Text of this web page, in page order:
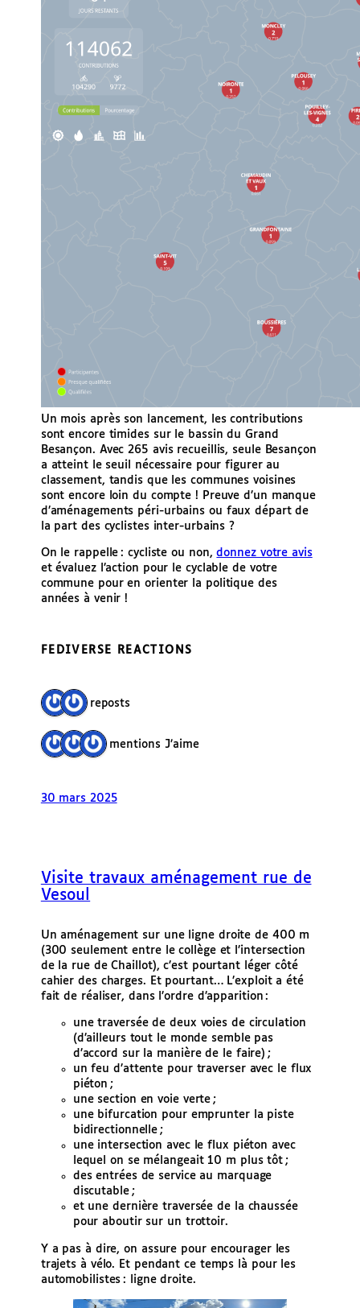
Un mois après son lancement, les contributions
sont encore timides sur le bassin du Grand
Besançon. Avec 265 avis recueillis, seule Besançon
a atteint le seuil nécessaire pour figurer au
classement, tandis que les communes voisines
sont encore loin du compte ! Preuve d’un manque
d’aménagements péri-urbains ou faux départ de
la part des cyclistes inter-urbains ?
On le rappelle : cycliste ou non,donnez votre avis
et évaluez l’action pour le cyclable de votre
commune pour en orienter la politique des
années à venir !
FEDIVERSE REACTIONS
2 reposts
3 mentions J’aime
30 mars 2025
Visite travaux aménagement rue de
Vesoul
Un aménagement sur une ligne droite de 400 m
(300 seulement entre le collège et l’intersection
de la rue de Chaillot), c’est pourtant léger côté
cahier des charges. Et pourtant… L’exploit a été
fait de réaliser, dans l’ordre d’apparition :
une traversée de deux voies de circulation
(d’ailleurs tout le monde semble pas
d’accord sur la manière de le faire) ;
un feu d’attente pour traverser avec le flux
piéton ;
une section en voie verte ;
une bifurcation pour emprunter la piste
bidirectionnelle ;
une intersection avec le flux piéton avec
lequel on se mélangeait 10 m plus tôt ;
des entrées de service au marquage
discutable ;
et une dernière traversée de la chaussée
pour aboutir sur un trottoir.
Y a pas à dire, on assure pour encourager les
trajets à vélo. Et pendant ce temps là pour les
automobilistes : ligne droite.